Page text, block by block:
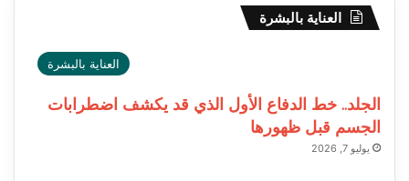
العناية بالبشرة
العناية بالبشرة
الجلد.. خط الدفاع الأول الذي قد يكشف اضطرابات
الجسم قبل ظهورها
يوليو 7, 2026